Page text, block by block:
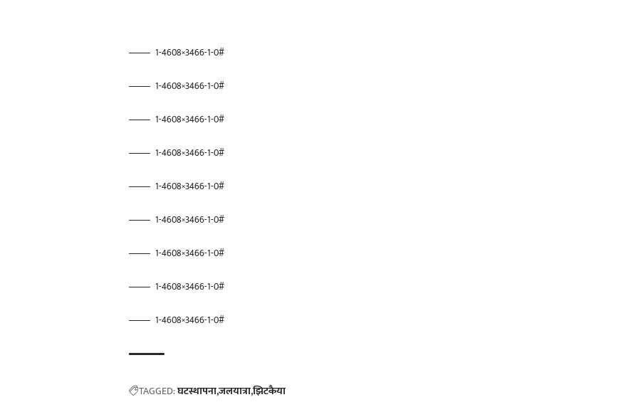
1-4608×3466-1-0#
1-4608×3466-1-0#
1-4608×3466-1-0#
1-4608×3466-1-0#
1-4608×3466-1-0#
1-4608×3466-1-0#
1-4608×3466-1-0#
1-4608×3466-1-0#
1-4608×3466-1-0#
TAGGED:घटस्थापनाजलयात्राझिटकैया